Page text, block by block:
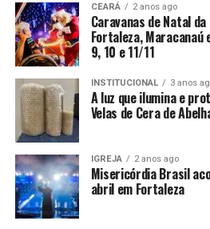
CEARÁ 2 anos ago
Caravanas de Natal
Fortaleza, Maracanaú
9, 10 e 11/11
INSTITUCIONAL 3 anos
A luz que ilumina e
Velas de Cera de
IGREJA 2 anos ago
Misericórdia Brasil
abril em Fortaleza